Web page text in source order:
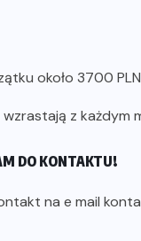
około 3700
wzrastają z każdym
DO KONTAKTU!
na e mail